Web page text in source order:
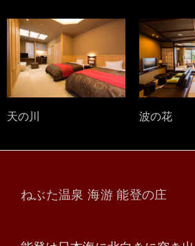
天の川 波の花
ねぶた温泉 海游 能登の庄